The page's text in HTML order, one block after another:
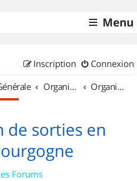
Menu
Connexion
Inscription
Organisation de sorties & Recherche de partenaires Organisation de sorties en région Bourgogne
de sorties en
Forums